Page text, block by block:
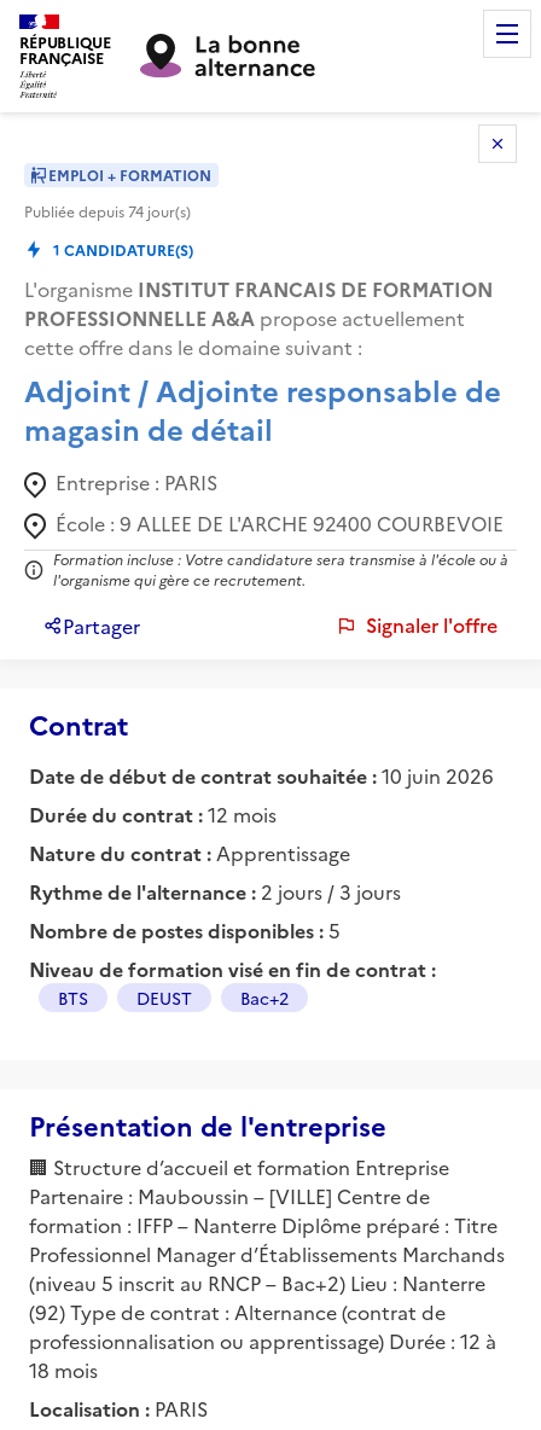
RÉPUBLIQUE
FRANÇAISE
EMPLOI + FORMATION
Publiée depuis74 jour(s)
1 CANDIDATURE(S)
L'organisme INSTITUT FRANCAIS DE FORMATION
PROFESSIONNELLE A&A propose actuellement
cette offre dans le domaine suivant :
Adjoint / Adjointe responsable de
magasin de détail
Entreprise : PARIS
École : 9 ALLEE DE L'ARCHE 92400 COURBEVOIE
Formation incluse : Votre candidature sera transmise à l'école ou à
l'organisme qui gère ce recrutement.
Partager Signaler l'offre
Contrat
Date de début de contrat souhaitée :10 juin 2026
Durée du contrat :12 mois
Nature du contrat : Apprentissage
Rythme de l'alternance : 2 jours / 3 jours
Nombre de postes disponibles : 5
Niveau de formation visé en fin de contrat :
BTS DEUST Bac+2
Présentation de l'entreprise
🏢 Structure d’accueil et formation Entreprise
Partenaire : Mauboussin – [VILLE] Centre de
formation : IFFP – Nanterre Diplôme préparé : Titre
Professionnel Manager d’Établissements Marchands
(niveau 5 inscrit au RNCP – Bac+2) Lieu : Nanterre
(92) Type de contrat : Alternance (contrat de
professionnalisation ou apprentissage) Durée : 12 à
18 mois
Localisation : PARIS